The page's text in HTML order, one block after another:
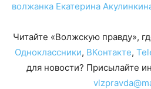
волжанка Екатерина
Читайте «Волжскую правду»,
Одноклассники, ВКонтакте,
для новости? Присылайте